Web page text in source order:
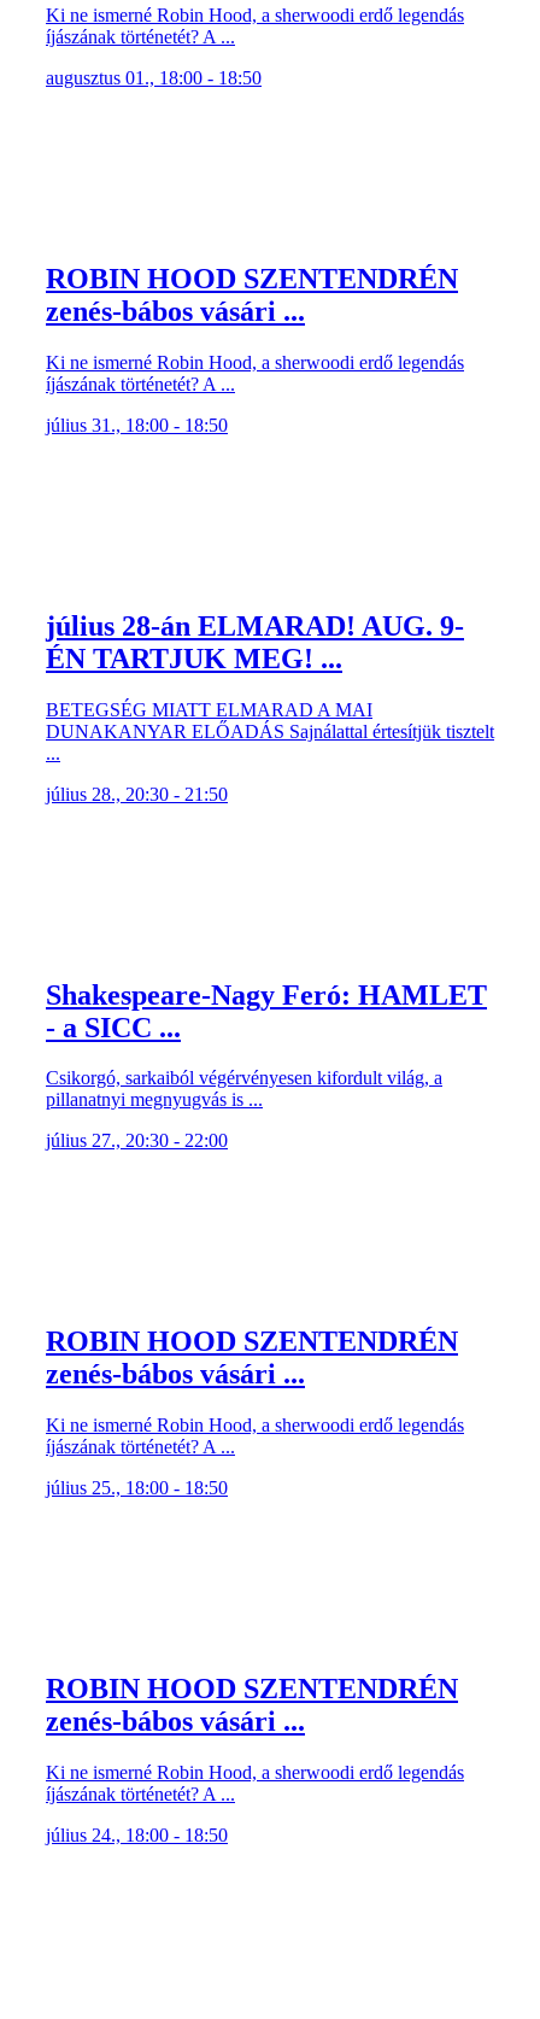
Ki ne ismerné Robin Hood, a sherwoodi erdő legendás
íjászának történetét? A ...
augusztus 01., 18:00 - 18:50
ROBIN HOOD SZENTENDRÉN
zenés-bábos vásári ...
Ki ne ismerné Robin Hood, a sherwoodi erdő legendás
íjászának történetét? A ...
július 31., 18:00 - 18:50
július 28-án ELMARAD! AUG. 9-
ÉN TARTJUK MEG! ...
BETEGSÉG MIATT ELMARAD A MAI
DUNAKANYAR ELŐADÁS Sajnálattal értesítjük tisztelt
...
július 28., 20:30 - 21:50
Shakespeare-Nagy Feró: HAMLET
- a SICC ...
Csikorgó, sarkaiból végérvényesen kifordult világ, a
pillanatnyi megnyugvás is ...
július 27., 20:30 - 22:00
ROBIN HOOD SZENTENDRÉN
zenés-bábos vásári ...
Ki ne ismerné Robin Hood, a sherwoodi erdő legendás
íjászának történetét? A ...
július 25., 18:00 - 18:50
ROBIN HOOD SZENTENDRÉN
zenés-bábos vásári ...
Ki ne ismerné Robin Hood, a sherwoodi erdő legendás
íjászának történetét? A ...
július 24., 18:00 - 18:50